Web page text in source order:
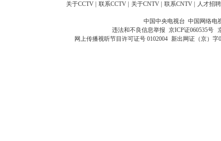
关于CCTV 联系CCTV 关于CNTV 联系CNTV 人才招聘
中国中央电视台 中国网络电
违法和不良信息举报 京ICP证060535号
网上传播视听节目许可证号 0102004 新出网证（京）